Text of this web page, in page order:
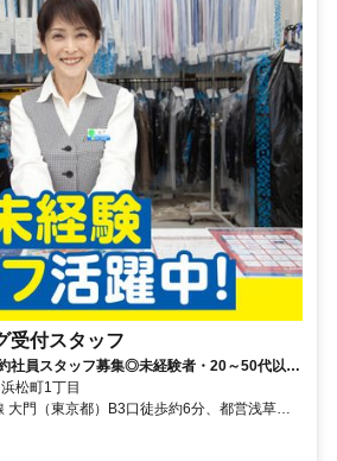
受付スタッフ
社員スタッフ募集◎未経験者・20～50代以降
。
松町1丁目
大門（東京都）B3口徒歩約6分、都営浅草線
約6分、ＪＲ山手線 浜松町北口徒歩約6分 JR
分、 都営浅草線・大江戸線 大門駅B3口より